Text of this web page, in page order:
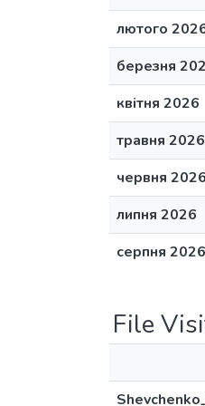
лютого
березня
квітня 2026
травня 2026
червня 2026
липня 2026
серпня 2026
File